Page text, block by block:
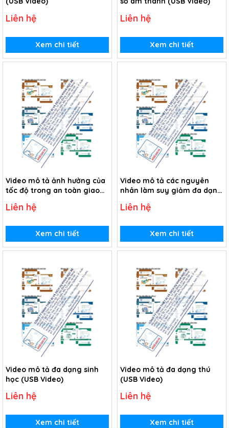
Liên hệ
Xem chi tiết
Liên hệ
Xem chi tiết
Video mô tả ảnh hưởng của
tốc độ trong an toàn giao
Liên hệ
Xem chi tiết
Video mô tả các nguyên
nhân làm suy giảm đa dạng
Liên hệ
Xem chi tiết
Video mô tả đa dạng sinh
học (USB Video)
Liên hệ
Xem chi tiết
Video mô tả đa dạng thú
(USB Video)
Liên hệ
Xem chi tiết